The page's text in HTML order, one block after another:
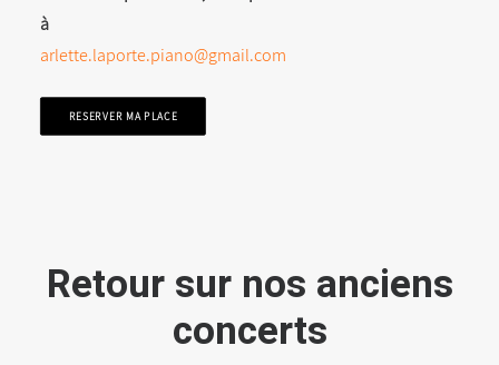
à
arlette.laporte.piano@gmail.com
RESERVER MA PLACE
Retour sur nos anciens
concerts